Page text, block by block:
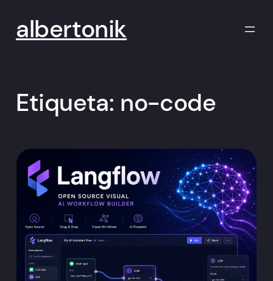
contenido
albertonik
Etiqueta: no-code